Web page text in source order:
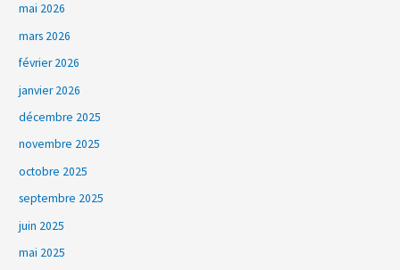
mai 2026
mars 2026
février 2026
janvier 2026
décembre 2025
novembre 2025
octobre 2025
septembre 2025
juin 2025
mai 2025